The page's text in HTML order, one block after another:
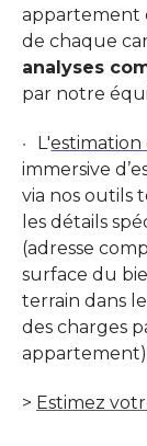
appartement
de chaque
analyses
par notre
L'estimation
immersive
via nos outils
les détails
(adresse
surface du
terrain dans
des charges
> Estimez